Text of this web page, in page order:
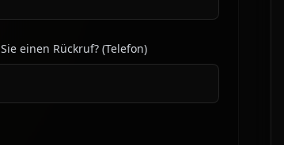
einen Rückruf? (Telefon)